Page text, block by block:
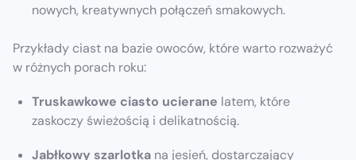
nowych, kreatywnych połączeń smakowych.
Przykłady ciast na bazie owoców, które warto rozważyć
w różnych porach roku:
Truskawkowe ciasto ucierane latem, które
zaskoczy świeżością i delikatnością.
Jabłkowy szarlotka na jesień, dostarczający